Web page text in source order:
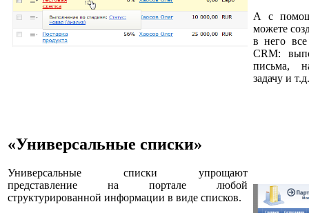
А с
можете
в него
CRM:
письма,
задачу и
«Универсальные списки»
Универсальные списки упрощают
представление на портале любой
структурированной информации в виде списков.